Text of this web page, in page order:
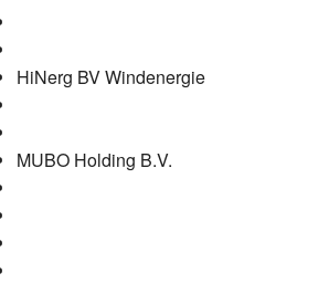
HiNerg BV Windenergie
MUBO Holding B.V.